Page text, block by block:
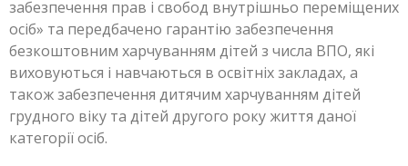
забезпечення прав і свобод внутрішньо переміщених
осіб» та передбачено гарантію забезпечення
безкоштовним харчуванням дітей з числа ВПО, які
виховуються і навчаються в освітніх закладах, а
також забезпечення дитячим харчуванням дітей
грудного віку та дітей другого року життя даної
категорії осіб.